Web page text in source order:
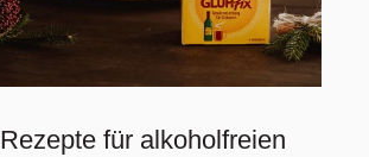
Rezepte für alkoholfreien